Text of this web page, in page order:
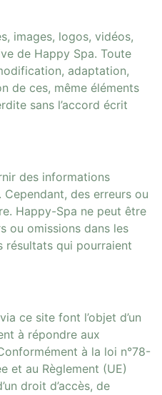
images, logos, vidéos,
de Happy Spa. Toute
adaptation,
de ces, même éléments
sans l’accord écrit
des informations
des erreurs ou
Happy-Spa ne peut être
ou omissions dans les
résultats qui pourraient
ce site font l’objet d’un
à répondre aux
à la loi n°78-
et au Règlement (UE)
droit d’accès, de